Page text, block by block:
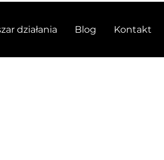
działania Blog Kontakt